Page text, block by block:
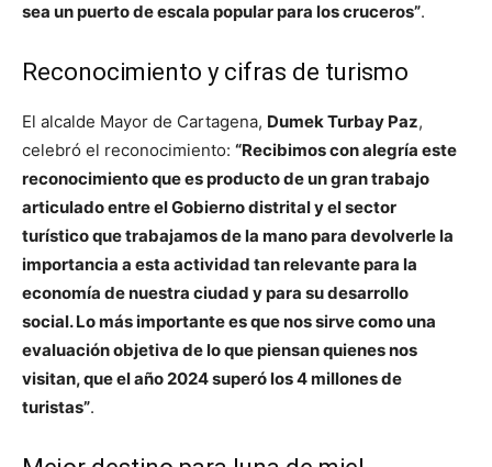
sea un puerto de escala popular para los cruceros”.
Reconocimiento y cifras de turismo
El alcalde Mayor de Cartagena, Dumek Turbay Paz,
celebró el reconocimiento: “Recibimos con alegría este
reconocimiento que es producto de un gran trabajo
articulado entre el Gobierno distrital y el sector
turístico que trabajamos de la mano para devolverle la
importancia a esta actividad tan relevante para la
economía de nuestra ciudad y para su desarrollo
social. Lo más importante es que nos sirve como una
evaluación objetiva de lo que piensan quienes nos
visitan, que el año 2024 superó los 4 millones de
turistas”.